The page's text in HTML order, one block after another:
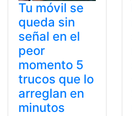
Tu móvil se
queda sin
señal en el
peor
momento 5
trucos que lo
arreglan en
minutos